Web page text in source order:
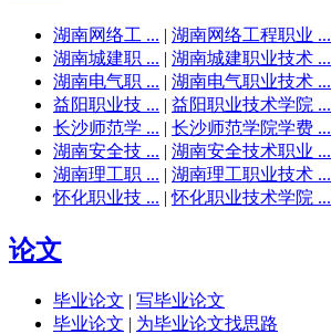
湖南网络工 ... | 湖南网络工程职业 ...
湖南城建职 ... | 湖南城建职业技术 ...
湖南电气职 ... | 湖南电气职业技术 ...
益阳职业技 ... | 益阳职业技术学院 ...
长沙师范学 ... | 长沙师范学院学费 ...
湖南安全技 ... | 湖南安全技术职业 ...
湖南理工职 ... | 湖南理工职业技术 ...
怀化职业技 ... |怀化职业技术学院 ...
论文
毕业论文 | 写毕业论文
毕业论文 | 为毕业论文找思路